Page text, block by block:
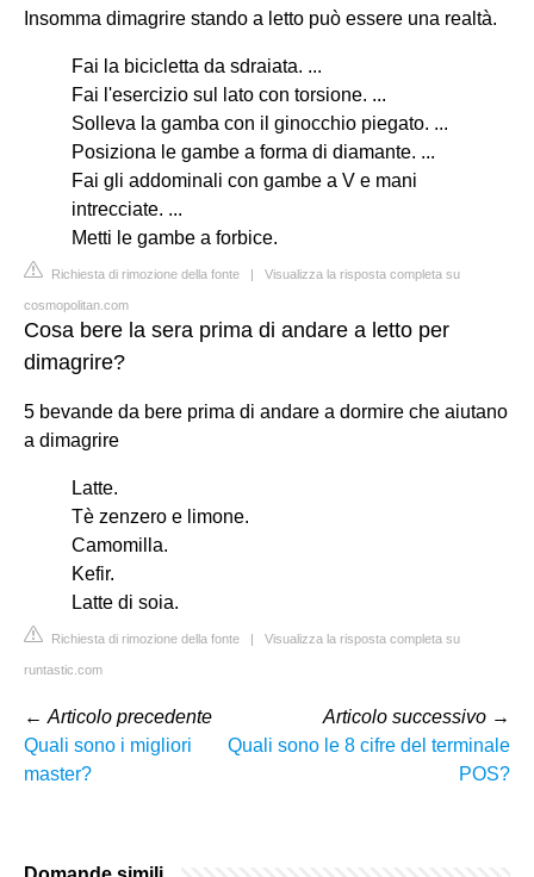
Insomma dimagrire stando a letto può essere una realtà.
Fai la bicicletta da sdraiata. ...
Fai l'esercizio sul lato con torsione. ...
Solleva la gamba con il ginocchio piegato. ...
Posiziona le gambe a forma di diamante. ...
Fai gli addominali con gambe a V e mani
intrecciate. ...
Metti le gambe a forbice.
Richiesta di rimozione della fonte | Visualizza la risposta completa su
cosmopolitan.com
Cosa bere la sera prima di andare a letto per
dimagrire?
5 bevande da bere prima di andare a dormire che aiutano
a dimagrire
Latte.
Tè zenzero e limone.
Camomilla.
Kefir.
Latte di soia.
Richiesta di rimozione della fonte | Visualizza la risposta completa su
runtastic.com
← Articolo precedente
Quali sono i migliori
master?
Articolo successivo →
Quali sono le 8 cifre del terminale
POS?